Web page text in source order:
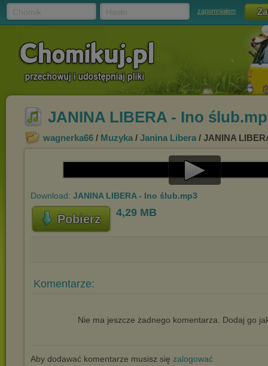
zapomniałem
JANINA LIBERA - Ino
wagnerka66 / Muzyka / Janina Libera / JANINA
Play
Download: JANINA LIBERA - Ino ślub.mp3
Pobierz 4,29 MB
Komentarze:
Nie ma jeszcze żadnego komentarza. Dodaj go
Aby dodawać komentarze musisz się zalogować